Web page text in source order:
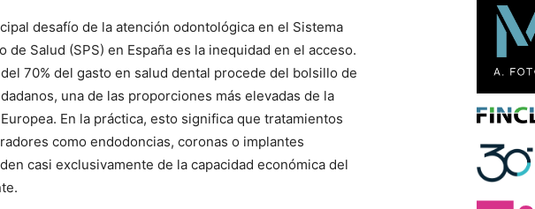
desafío de la atención odontológica en el Sistema
de Salud (SPS) en España es la inequidad en el acceso.
70% del gasto en salud dental procede del bolsillo de
una de las proporciones más elevadas de la
En la práctica, esto significa que tratamientos
como endodoncias, coronas o implantes
casi exclusivamente de la capacidad económica del